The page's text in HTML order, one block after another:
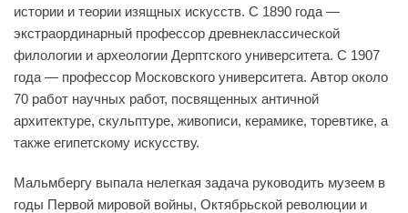
истории и теории изящных искусств. С 1890 года —
экстраординарный профессор древнеклассической
филологии и археологии Дерптского университета. С 1907
года — профессор Московского университета. Автор около
70 работ научных работ, посвященных античной
архитектуре, скульптуре, живописи, керамике, торевтике, а
также египетскому искусству.
Мальмбергу выпала нелегкая задача руководить музеем в
годы Первой мировой войны, Октябрьской революции и